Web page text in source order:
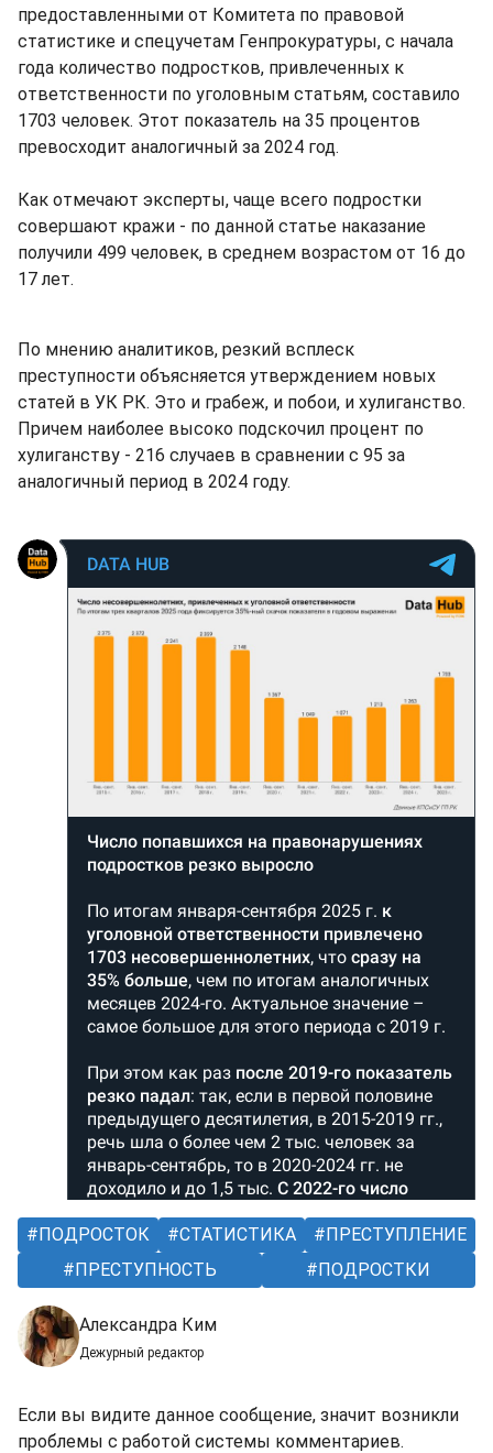
предоставленными от Комитета по правовой
статистике и спецучетам Генпрокуратуры, с начала
года количество подростков, привлеченных к
ответственности по уголовным статьям, составило
1703 человек. Этот показатель на 35 процентов
превосходит аналогичный за 2024 год.
Как отмечают эксперты, чаще всего подростки
совершают кражи - по данной статье наказание
получили 499 человек, в среднем возрастом от 16 до
17 лет.
По мнению аналитиков, резкий всплеск
преступности объясняется утверждением новых
статей в УК РК. Это и грабеж, и побои, и хулиганство.
Причем наиболее высоко подскочил процент по
хулиганству - 216 случаев в сравнении с 95 за
аналогичный период в 2024 году.
ПОДРОСТОК СТАТИСТИКА
ПРЕСТУПЛЕНИЕ
ПРЕСТУПНОСТЬ
ПОДРОСТКИ
Александра Ким
Дежурный редактор
Если вы видите данное сообщение, значит возникли
проблемы с работой системы комментариев.